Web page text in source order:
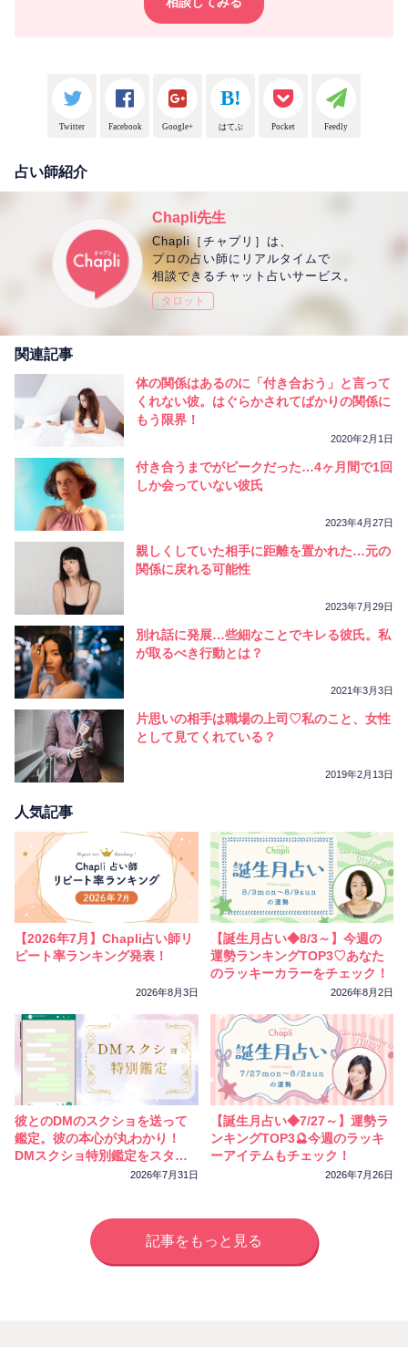
Twitter Facebook Google+ はてぶ Pocket Feedly
占い師紹介
Chapli先生
Chapli［チャプリ］は、
プロの占い師にリアルタイムで
相談できるチャット占いサービス。
タロット
関連記事
体の関係はあるのに「付き合おう」と言って
くれない彼。はぐらかされてばかりの関係に
もう限界！
2020年2月1日
付き合うまでがピークだった…4ヶ月間で1回
しか会っていない彼氏
2023年4月27日
親しくしていた相手に距離を置かれた…元の
関係に戻れる可能性
2023年7月29日
別れ話に発展…些細なことでキレる彼氏。私
が取るべき行動とは？
2021年3月3日
片思いの相手は職場の上司♡私のこと、女性
として見てくれている？
2019年2月13日
人気記事
【2026年7月】Chapli占い師リ
ピート率ランキング発表！
2026年8月3日
【誕生月占い◆8/3～】今週の
運勢ランキングTOP3♡あなた
のラッキーカラーをチェック！
2026年8月2日
彼とのDMのスクショを送って
鑑定。彼の本心が丸わかり！
DMスクショ特別鑑定をスター
2026年7月31日
【誕生月占い◆7/27～】運勢ラ
ンキングTOP3🔮今週のラッキ
ーアイテムもチェック！
2026年7月26日
記事をもっと見る